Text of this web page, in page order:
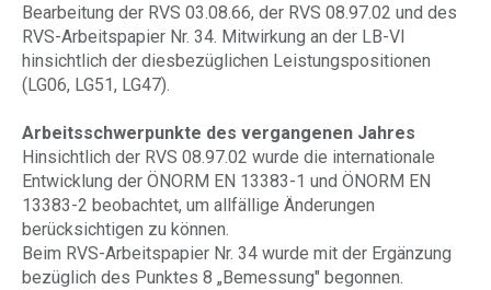
Bearbeitung der RVS 03.08.66, der RVS 08.97.02 und des
RVS-Arbeitspapier Nr. 34. Mitwirkung an der LB-VI
hinsichtlich der diesbezüglichen Leistungspositionen
(LG06, LG51, LG47).
Arbeitsschwerpunkte des vergangenen Jahres
Hinsichtlich der RVS 08.97.02 wurde die internationale
Entwicklung der ÖNORM EN 13383-1 und ÖNORM EN
13383-2 beobachtet, um allfällige Änderungen
berücksichtigen zu können.
Beim RVS-Arbeitspapier Nr. 34 wurde mit der Ergänzung
bezüglich des Punktes 8 „Bemessung" begonnen.